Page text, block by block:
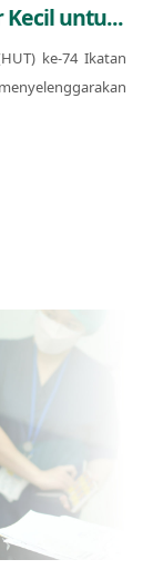
Kecil untu...
ke-74 Ikatan